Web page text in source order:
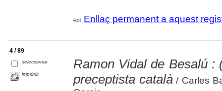
Enllaç permanent a aquest
4 / 89
seleccionar
imprimir
Ramon Vidal de Besalú :
preceptista català/ Carles